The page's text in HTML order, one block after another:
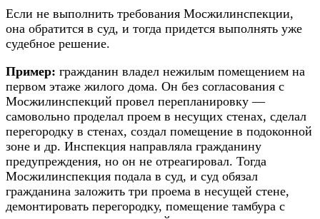
Если не выполнить требования Мосжилинспекции,
она обратится в суд, и тогда придется выполнять уже
судебное решение.
Пример: гражданин владел нежилым помещением на
первом этаже жилого дома. Он без согласования с
Мосжилинспекций провел перепланировку —
самовольно проделал проем в несущих стенах, сделал
перегородку в стенах, создал помещение в подоконной
зоне и др. Инспекция направляла гражданину
предупреждения, но он не отреагировал. Тогда
Мосжилинспекция подала в суд, и суд обязал
гражданина заложить три проема в несущей стене,
демонтировать перегородку, помещение тамбура с